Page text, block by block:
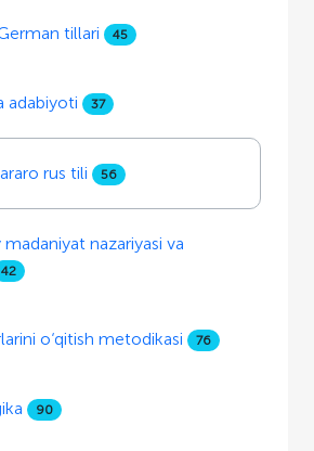
tillari 45
adabiyoti 37
rus tili 56
nazariyasi va
42
o‘qitish metodikasi 76
90